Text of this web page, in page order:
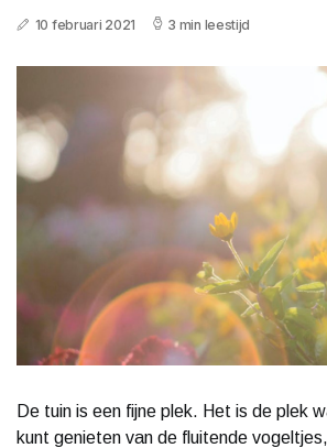
10 februari 2021 3 min leestijd
De tuin is een fijne plek. Het is de plek
kunt genieten van de fluitende